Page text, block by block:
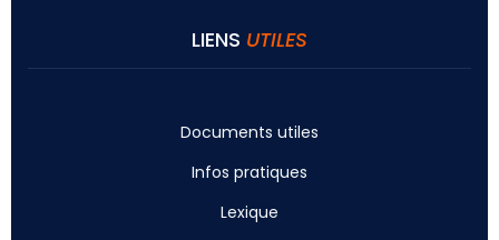
LIENS UTILES
Documents utiles
Infos pratiques
Lexique